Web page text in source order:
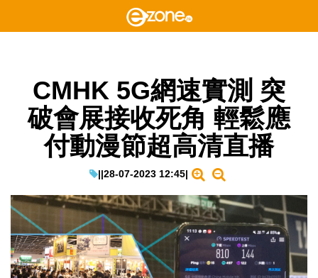
CMHK 5G網速實測 突
破會展接收死角 輕鬆應
付動漫節超高清直播
||28-07-2023 12:45|